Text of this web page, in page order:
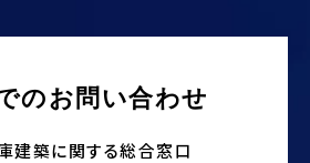
のお問い合わせ
建築に関する総合窓口